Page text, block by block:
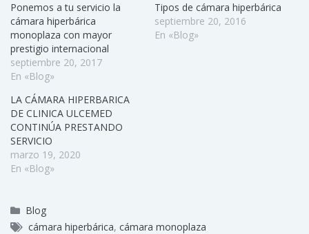
Ponemos a tu servicio la
cámara hiperbárica
monoplaza con mayor
prestigio internacional
septiembre 20, 2017
En «Blog»
Tipos de cámara hiperbárica
septiembre 20, 2016
En «Blog»
LA CÁMARA HIPERBARICA
DE CLINICA ULCEMED
CONTINÚA PRESTANDO
SERVICIO
marzo 19, 2020
En «Blog»
Blog
cámara hiperbárica, cámara monoplaza